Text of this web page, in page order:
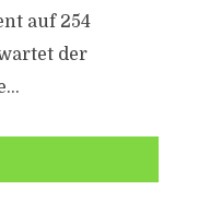
auf 254
der